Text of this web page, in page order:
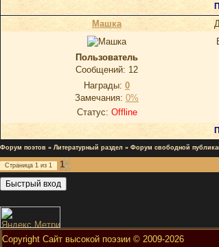
Машка
Пользователь
Сообщений: 12
Награды: 0
Замечания: 0%
Статус: Offline
Форум поэтов » Литературный раздел » Форум свободной
Страница 1 из 1
1
Copyright Сайт высокой поэзии © 2009-2026